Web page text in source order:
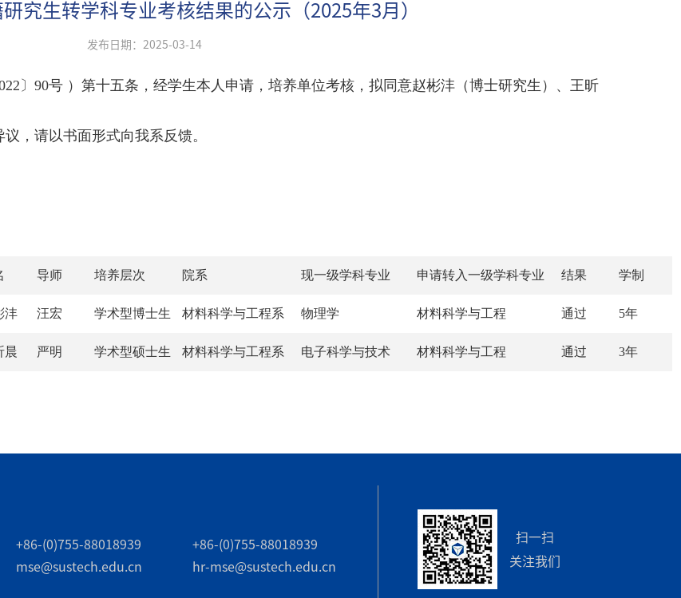
究生转学科专业考核结果的公示（2025年3月）
发布日期：2025-03-14
〕90号 ）第十五条，经学生本人申请，培养单位考核，拟同意赵彬沣（博士研究生）、王昕
，请以书面形式向我系反馈。
导师 培养层次 院系 现一级学科专业 申请转入一级学科专业 结果 学制
沣 汪宏 学术型博士生 材料科学与工程系 物理学 材料科学与工程 通过 5年
晨 严明 学术型硕士生 材料科学与工程系 电子科学与技术 材料科学与工程 通过 3年
+86-(0)755-88018939
mse@sustech.edu.cn
+86-(0)755-88018939
hr-mse@sustech.edu.cn
扫一扫
关注我们